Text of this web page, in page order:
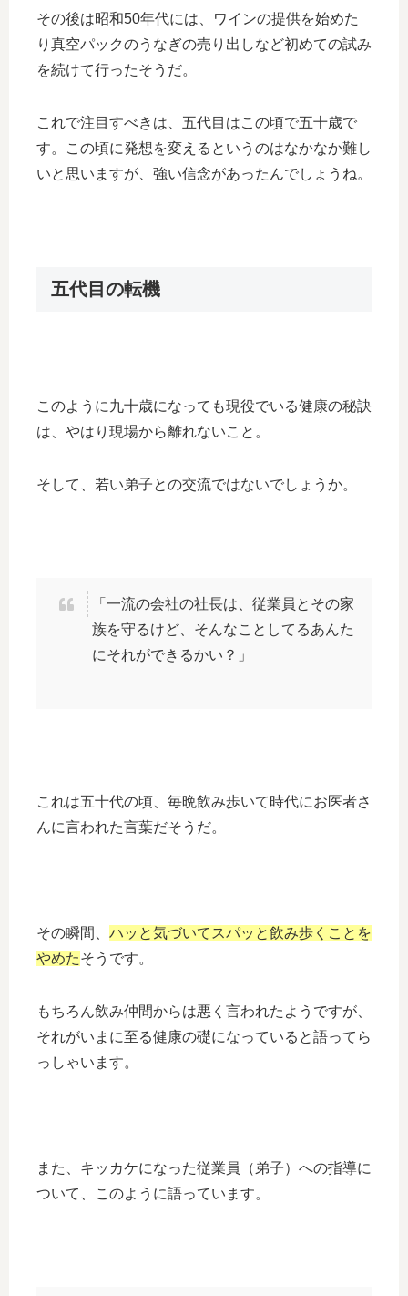
その後は昭和50年代には、ワインの提供を始めた
り真空パックのうなぎの売り出しなど初めての試み
を続けて行ったそうだ。
これで注目すべきは、五代目はこの頃で五十歳で
す。この頃に発想を変えるというのはなかなか難し
いと思いますが、強い信念があったんでしょうね。
五代目の転機
このように九十歳になっても現役でいる健康の秘訣
は、やはり現場から離れないこと。
そして、若い弟子との交流ではないでしょうか。
「一流の会社の社長は、従業員とその家
族を守るけど、そんなことしてるあんた
にそれができるかい？」
これは五十代の頃、毎晩飲み歩いて時代にお医者さ
んに言われた言葉だそうだ。
その瞬間、 ハッと気づいてスパッと飲み歩くことを
やめたそうです。
もちろん飲み仲間からは悪く言われたようですが、
それがいまに至る健康の礎になっていると語ってら
っしゃいます。
また、キッカケになった従業員（弟子）への指導に
ついて、このように語っています。